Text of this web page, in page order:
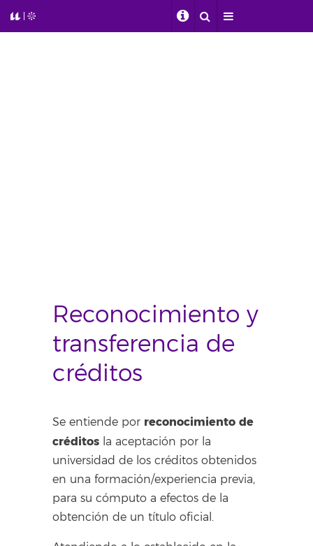
Reconocimiento y
transferencia de
créditos
Se entiende por reconocimiento de
créditos la aceptación por la
universidad de los créditos obtenidos
en una formación/experiencia previa,
para su cómputo a efectos de la
obtención de un título oficial.